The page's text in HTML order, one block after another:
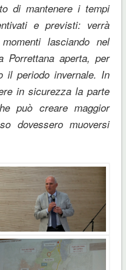
di mantenere i tempi
e previsti: verrà
lasciando nel
Porrettana aperta, per
il periodo invernale. In
in sicurezza la parte
può creare maggior
dovessero muoversi